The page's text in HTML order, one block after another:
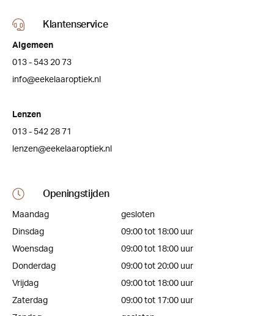
Klantenservice
Algemeen
013 - 543 20 73
info@eekelaaroptiek.nl
Lenzen
013 - 542 28 71
lenzen@eekelaaroptiek.nl
Openingstijden
Maandag
gesloten
Dinsdag
09:00 tot 18:00 uur
Woensdag
09:00 tot 18:00 uur
Donderdag
09:00 tot 20:00 uur
Vrijdag
09:00 tot 18:00 uur
Zaterdag
09:00 tot 17:00 uur